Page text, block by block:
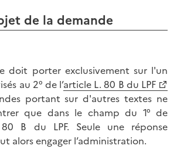
de la demande
doit porter exclusivement sur l'un
au 2° de l’article L. 80 B du LPF
portant sur d'autres textes ne
que dans le champ du 1° de
B du LPF. Seule une réponse
alors engager l’administration.